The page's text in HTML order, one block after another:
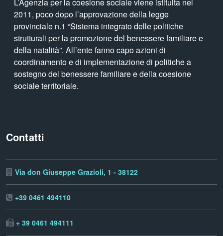
L’Agenzia per la coesione sociale viene istituita nel
2011, poco dopo l’approvazione della legge
provinciale n.1 “Sistema integrato delle politiche
strutturali per la promozione del benessere familiare e
della natalità”. All’ente fanno capo azioni di
coordinamento e di implementazione di politiche a
sostegno del benessere familiare e della coesione
sociale territoriale.
Contatti
Via don Giuseppe Grazioli, 1 - 38122
+39 0461 494110
+ 39 0461 494111